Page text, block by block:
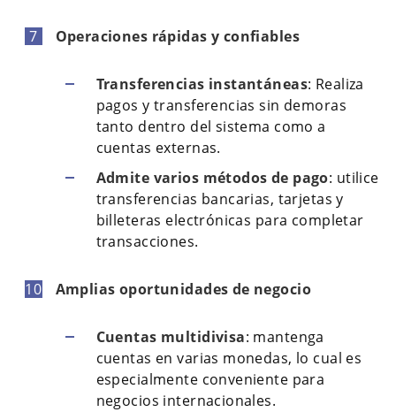
Operaciones rápidas y confiables
Transferencias instantáneas: Realiza
pagos y transferencias sin demoras
tanto dentro del sistema como a
cuentas externas.
Admite varios métodos de pago: utilice
transferencias bancarias, tarjetas y
billeteras electrónicas para completar
transacciones.
Amplias oportunidades de negocio
Cuentas multidivisa: mantenga
cuentas en varias monedas, lo cual es
especialmente conveniente para
negocios internacionales.